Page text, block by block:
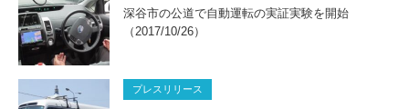
深谷市の公道で自動運転の実証実験を開始
（2017/10/26）
プレスリリース